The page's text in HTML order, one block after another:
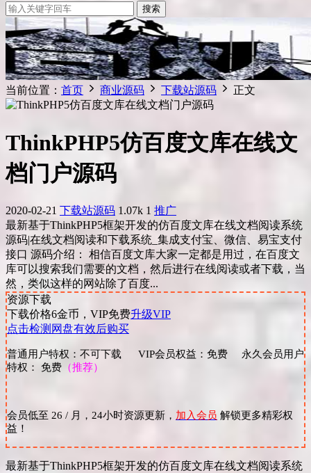
搜索
当前位置： 首页 商业源码 下载站源码 正文
ThinkPHP5仿百度文库在线文
档门户源码
2020-02-21 下载站源码 1.07k 1 推广
最新基于ThinkPHP5框架开发的仿百度文库在线文档阅读系统
源码|在线文档阅读和下载系统_集成支付宝、微信、易宝支付
接口 源码介绍： 相信百度文库大家一定都是用过，在百度文
库可以搜索我们需要的文档，然后进行在线阅读或者下载，当
然，类似这样的网站除了百度...
资源下载
下载价格6金币，VIP免费升级VIP
点击检测网盘有效后购买
普通用户特权：不可下载 VIP会员权益：免费 永久会员用户
特权： 免费 （推荐）
会员低至 26 / 月，24小时资源更新， 加入会员 解锁更多精彩权
益！
最新基于ThinkPHP5框架开发的仿百度文库在线文档阅读系统